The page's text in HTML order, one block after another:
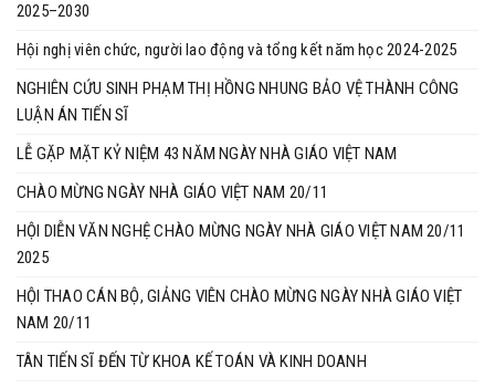
2025–2030
Hội nghị viên chức, người lao động và tổng kết năm học 2024-2025
NGHIÊN CỨU SINH PHẠM THỊ HỒNG NHUNG BẢO VỆ THÀNH CÔNG
LUẬN ÁN TIẾN SĨ
LỄ GẶP MẶT KỶ NIỆM 43 NĂM NGÀY NHÀ GIÁO VIỆT NAM
CHÀO MỪNG NGÀY NHÀ GIÁO VIỆT NAM 20/11
HỘI DIỄN VĂN NGHỆ CHÀO MỪNG NGÀY NHÀ GIÁO VIỆT NAM 20/11
2025
HỘI THAO CÁN BỘ, GIẢNG VIÊN CHÀO MỪNG NGÀY NHÀ GIÁO VIỆT
NAM 20/11
TÂN TIẾN SĨ ĐẾN TỪ KHOA KẾ TOÁN VÀ KINH DOANH